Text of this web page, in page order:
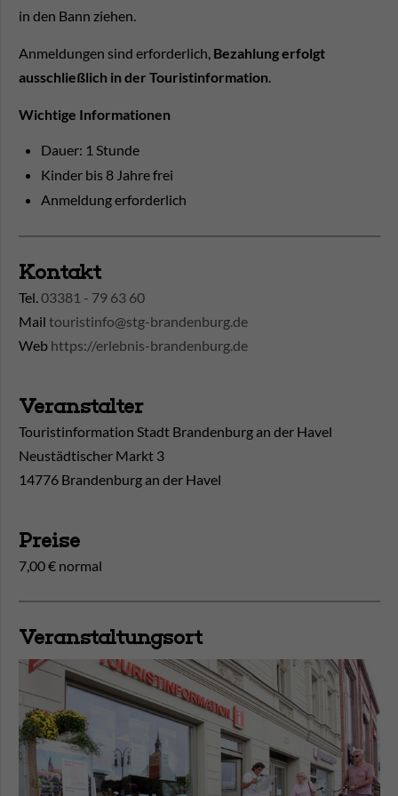
in den Bann ziehen.
Anmeldungen sind erforderlich, Bezahlung erfolgt
ausschließlich in der Touristinformation.
Wichtige Informationen
Dauer: 1 Stunde
Kinder bis 8 Jahre frei
Anmeldung erforderlich
Kontakt
Tel.03381 - 79 63 60
Mail touristinfo@stg-brandenburg.de
Web https://erlebnis-brandenburg.de
Veranstalter
Touristinformation Stadt Brandenburg an der Havel
Neustädtischer Markt 3
14776 Brandenburg an der Havel
Preise
7,00 € normal
Veranstaltungsort